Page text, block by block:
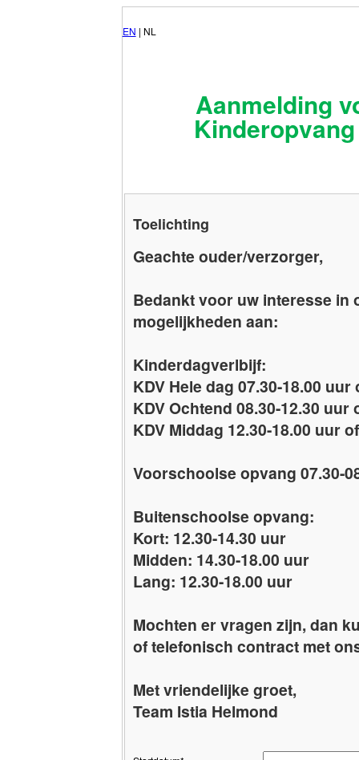
EN | NL
Aanmelding
Toelichting
Geachte ouder/verzorger,
Bedankt voor uw interesse in
mogelijkheden aan:
Kinderdagverlbijf:
KDV Hele dag 07.30-18.00 uur
KDV Ochtend 08.30-12.30 uur
KDV Middag 12.30-18.00 uur
Voorschoolse opvang 07.30-
Buitenschoolse opvang:
Kort: 12.30-14.30 uur
Midden: 14.30-18.00 uur
Lang: 12.30-18.00 uur
Mochten er vragen zijn, dan
of telefonisch contract met
Met vriendelijke groet,
Team Istia Helmond